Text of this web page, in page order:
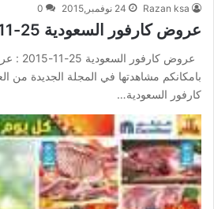
Razan ksa 24 نوفمبر,2015 0
عروض كارفور السعودية 25-11-2015
عروض
بامكانكم مشاهدتها في المجلة الجديدة
كارفور السعودية…